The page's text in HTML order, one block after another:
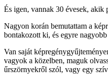
És igen, vannak 30 évesek, akik
Nagyon korán bemutattam a
bontakozott ki, és egyre
Van saját
vagyok a közelben, maguk
űrszörnyekről szól, vagy egy